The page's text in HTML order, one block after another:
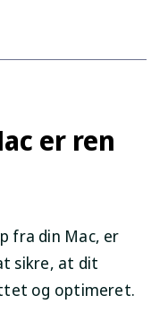
er ren
fra din Mac, er
sikre, at dit
og optimeret.